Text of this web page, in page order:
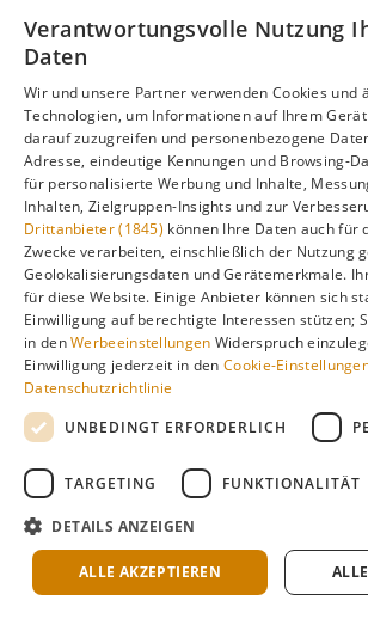
Kapadokien
Feenkamine und magische Ballonfahrten
Details ansehen
Ägypten
Antike Pyramiden und ganzjährig warmes
Details ansehen
Malediven
Details ansehen
Verantwortungsvolle Nutzung
Daten
Wir und unsere Partner verwenden Cookies und
Technologien, um Informationen auf Ihrem
darauf zuzugreifen und personenbezogene
Adresse, eindeutige Kennungen und Browsing-
für personalisierte Werbung und Inhalte,
Inhalten, Zielgruppen-Insights und zur
Drittanbieter (1845) können Ihre Daten auch für
Zwecke verarbeiten, einschließlich der Nutzung
Geolokalisierungsdaten und Gerätemerkmale.
für diese Website. Einige Anbieter können sich
Einwilligung auf berechtigte Interessen stützen;
in denWerbeeinstellungen Widerspruch
Einwilligung jederzeit in denCookie-
Datenschutzrichtlinie
UNBEDINGT ERFORDERLICH
TARGETING FUNKTIONALITÄT
DETAILS ANZEIGEN
ALLE AKZEPTIEREN